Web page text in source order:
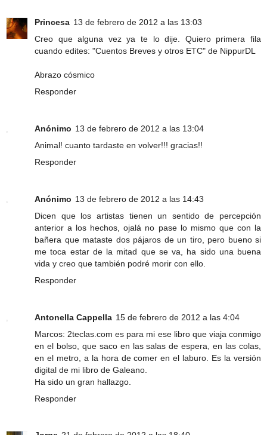
Princesa 13 de febrero de 2012 a las 13:03
Creo que alguna vez ya te lo dije. Quiero primera fila
cuando edites: "Cuentos Breves y otros ETC" de NippurDL
Abrazo cósmico
Responder
Anónimo 13 de febrero de 2012 a las 13:04
Animal! cuanto tardaste en volver!!! gracias!!
Responder
Anónimo 13 de febrero de 2012 a las 14:43
Dicen que los artistas tienen un sentido de percepción
anterior a los hechos, ojalá no pase lo mismo que con la
bañera que mataste dos pájaros de un tiro, pero bueno si
me toca estar de la mitad que se va, ha sido una buena
vida y creo que también podré morir con ello.
Responder
Antonella Cappella 15 de febrero de 2012 a las 4:04
Marcos: 2teclas.com es para mi ese libro que viaja conmigo
en el bolso, que saco en las salas de espera, en las colas,
en el metro, a la hora de comer en el laburo. Es la versión
digital de mi libro de Galeano.
Ha sido un gran hallazgo.
Responder